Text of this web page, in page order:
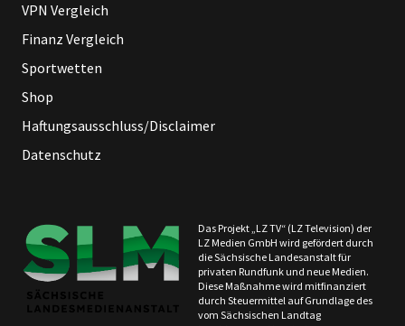
VPN Vergleich
Finanz Vergleich
Sportwetten
Shop
Haftungsausschluss/Disclaimer
Datenschutz
Das Projekt „LZ TV“ (LZ Television) der
LZ Medien GmbH wird gefördert durch
die Sächsische Landesanstalt für
privaten Rundfunk und neue Medien.
Diese Maßnahme wird mitfinanziert
durch Steuermittel auf Grundlage des
vom Sächsischen Landtag